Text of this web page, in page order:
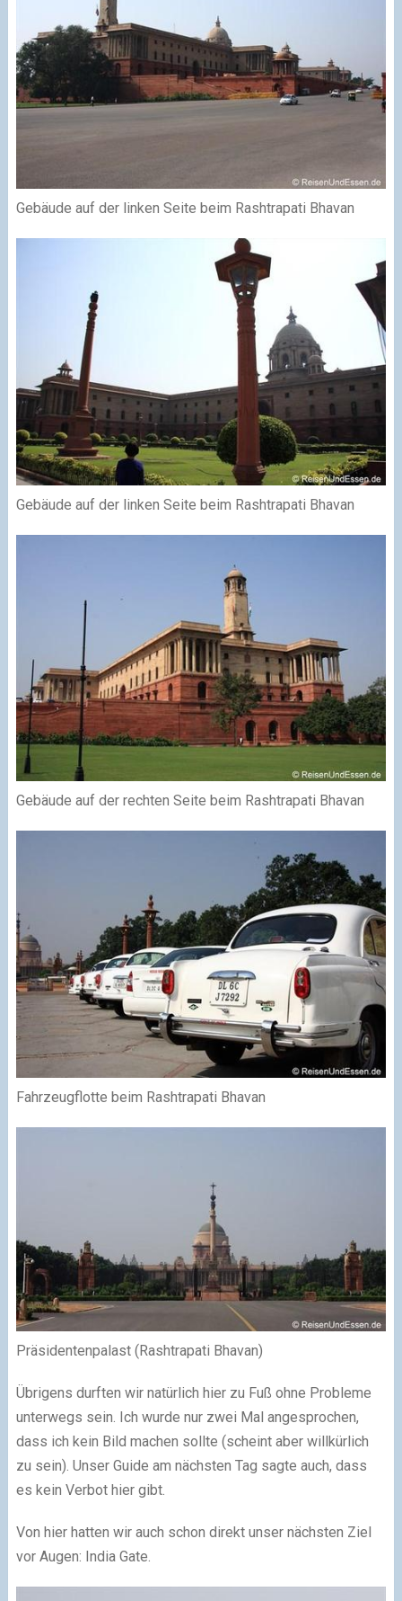
Gebäude auf der linken Seite beim Rashtrapati Bhavan
Gebäude auf der linken Seite beim Rashtrapati Bhavan
Gebäude auf der rechten Seite beim Rashtrapati Bhavan
Fahrzeugflotte beim Rashtrapati Bhavan
Präsidentenpalast (Rashtrapati Bhavan)
Übrigens durften wir natürlich hier zu Fuß ohne Probleme
unterwegs sein. Ich wurde nur zwei Mal angesprochen,
dass ich kein Bild machen sollte (scheint aber willkürlich
zu sein). Unser Guide am nächsten Tag sagte auch, dass
es kein Verbot hier gibt.
Von hier hatten wir auch schon direkt unser nächsten Ziel
vor Augen: India Gate.